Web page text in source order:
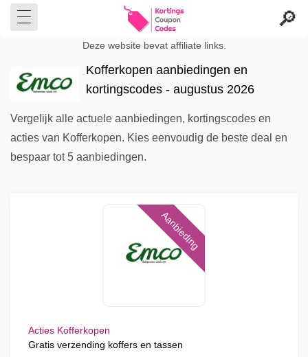
Deze website bevat affiliate links.
Kofferkopen aanbiedingen en
kortingscodes - augustus 2026
Vergelijk alle actuele aanbiedingen, kortingscodes en
acties van Kofferkopen. Kies eenvoudig de beste deal en
bespaar tot 5 aanbiedingen.
Aanbieding
Acties Kofferkopen
Gratis verzending koffers en tassen